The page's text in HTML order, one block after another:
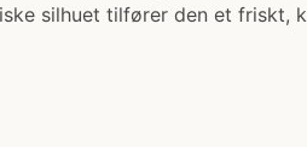
silhuet tilfører den et